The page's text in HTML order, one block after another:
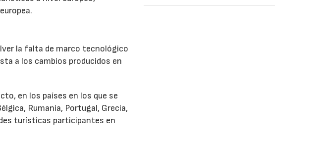
la falta de marco tecnológico
a los cambios producidos en
en los países en los que se
Rumania, Portugal, Grecia,
turísticas participantes en